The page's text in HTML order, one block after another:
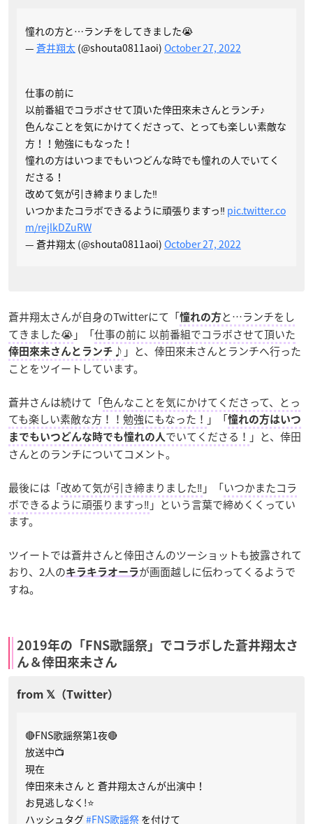
憧れの方と…ランチをしてきました😭
— 蒼井翔太 (@shouta0811aoi) October 27, 2022
仕事の前に
以前番組でコラボさせて頂いた倖田來未さんとランチ♪
色んなことを気にかけてくださって、とっても楽しい素敵な
方！！勉強にもなった！
憧れの方はいつまでもいつどんな時でも憧れの人でいてく
ださる！
改めて気が引き締まりました‼️
いつかまたコラボできるように頑張りますっ‼️ pic.twitter.co
m/rejlkDZuRW
— 蒼井翔太 (@shouta0811aoi) October 27, 2022
蒼井翔太さんが自身のTwitterにて「憧れの方と…ランチをし
てきました😭 」「仕事の前に 以前番組でコラボさせて頂いた
倖田來未さんとランチ♪ 」と、倖田來未さんとランチへ行った
ことをツイートしています。
蒼井さんは続けて「色んなことを気にかけてくださって、とっ
ても楽しい素敵な方！！勉強にもなった！ 」「憧れの方はいつ
までもいつどんな時でも憧れの人 でいてくださる！ 」と、倖田
さんとのランチについてコメント。
最後には「改めて気が引き締まりました‼ 」「いつかまたコラ
ボできるように頑張りますっ‼ 」という言葉で締めくくってい
ます。
ツイートでは蒼井さんと倖田さんのツーショットも披露されて
おり、2人のキラキラオーラが画面越しに伝わってくるようで
すね。
2019年の「FNS歌謡祭」でコラボした蒼井翔太さ
ん＆倖田來未さん
🔴FNS歌謡祭第1夜🔴
放送中📺
現在
倖田來未さん と 蒼井翔太さんが出演中！
お見逃しなく!⭐️
ハッシュタグ#FNS歌謡祭 を付けて